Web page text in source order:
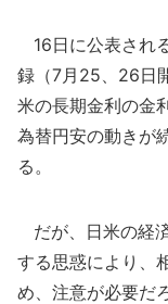
16日に公表され
録（7月25、26日
米の長期金利の金
為替円安の動きが
る。
だが、日米の経
する思惑により、
め、注意が必要だ